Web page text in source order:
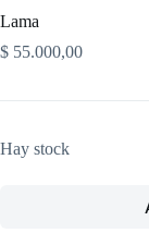
Lama
$ 55.000,00
Hay stock